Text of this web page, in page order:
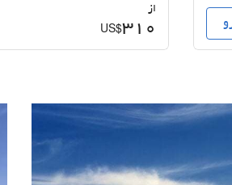
از
US$310